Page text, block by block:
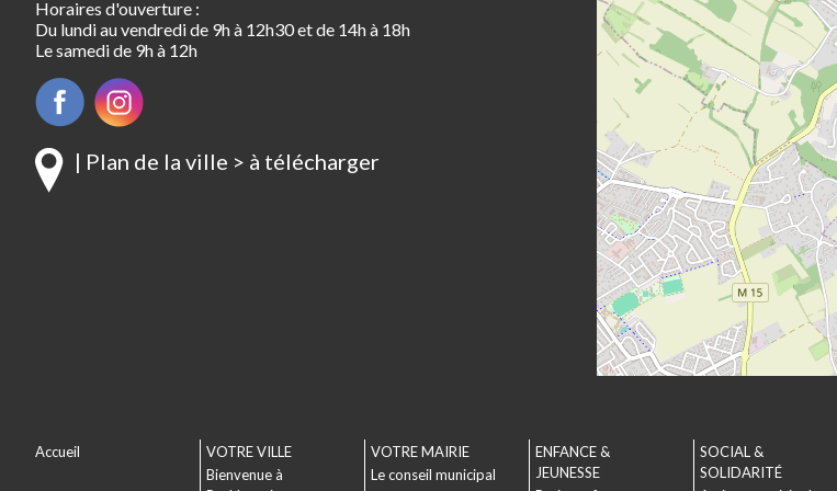
Horaires d'ouverture :
Du lundi au vendredi de 9h à 12h30 et de 14h à 18h
Le samedi de 9h à 12h
| Plan de la ville > à télécharger
Accueil
VOTRE VILLE
Bienvenue à
VOTRE MAIRIE
Le conseil municipal
ENFANCE &
JEUNESSE
SOCIAL &
SOLIDARITÉ